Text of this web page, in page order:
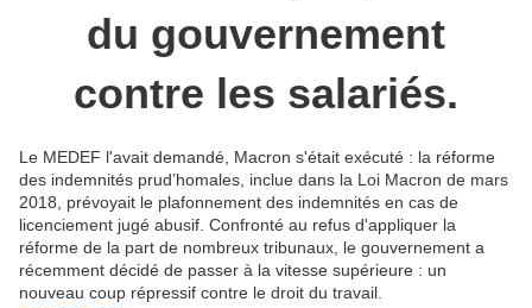
du gouvernement
contre les salariés.
Le MEDEF l'avait demandé, Macron s'était exécuté : la réforme
des indemnités prud’homales, inclue dans la Loi Macron de mars
2018, prévoyait le plafonnement des indemnités en cas de
licenciement jugé abusif. Confronté au refus d'appliquer la
réforme de la part de nombreux tribunaux, le gouvernement a
récemment décidé de passer à la vitesse supérieure : un
nouveau coup répressif contre le droit du travail.